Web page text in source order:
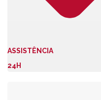
ASSISTÊNCIA
24H